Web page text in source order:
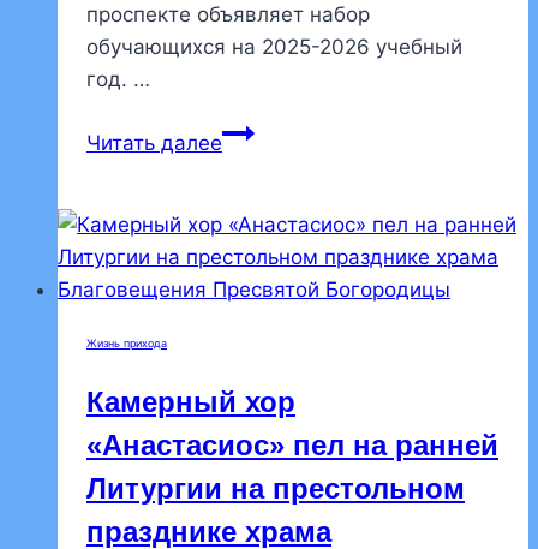
проспекте объявляет набор
обучающихся на 2025-2026 учебный
год. …
Читать далееНабор
школу
для
взрослых
на
2025-
2026
учебный
Жизнь прихода
Камерный хор
«Анастасиос» пел на ранней
Литургии на престольном
празднике храма